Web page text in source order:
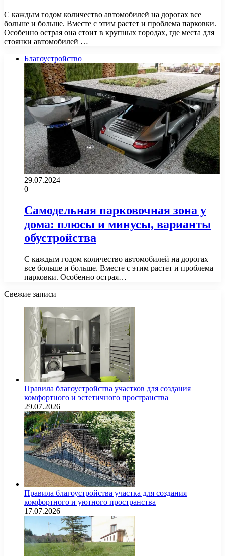
С каждым годом количество автомобилей на дорогах все
больше и больше. Вместе с этим растет и проблема парковки.
Особенно острая она стоит в крупных городах, где места для
стоянки автомобилей …
Благоустройство
29.07.2024
0
Самодельная парковочная зона у
дома: плюсы и минусы, варианты
обустройства
С каждым годом количество автомобилей на дорогах
все больше и больше. Вместе с этим растет и проблема
парковки. Особенно острая…
Свежие записи
Правила благоустройства участков для создания
комфортного и эстетичного пространства
29.07.2026
Правила благоустройства участка для создания
комфортного и уютного пространства
17.07.2026